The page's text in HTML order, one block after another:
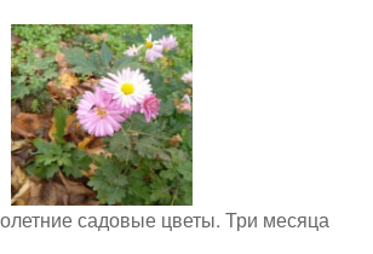
садовые цветы. Три месяца